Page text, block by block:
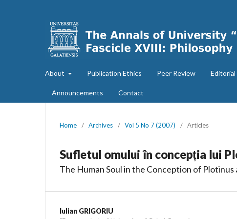
About Publication Ethics Peer Review Editorial
Announcements Contact
Home / Archives / Vol 5 No 7 (2007) / Articles
Sufletul omului în concepția lui
The Human Soul in the Conception of
Iulian GRIGORIU